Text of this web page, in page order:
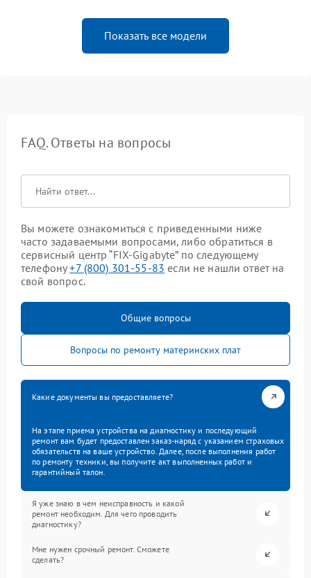
Показать все модели
FAQ. Ответы на вопросы
Вы можете ознакомиться с приведенными ниже
часто задаваемыми вопросами, либо обратиться в
сервисный центр “FIX-Gigabyte” по следующему
телефону+7 (800) 301-55-83 если не нашли ответ на
свой вопрос.
Общие вопросы
Вопросы по ремонту материнских плат
Какие документы вы предоставляете?
На этапе приема устройства на диагностику и последующий
ремонт вам будет предоставлен заказ-наряд с указанием страховых
обязательств на ваше устройство. Далее, после выполнения работ
по ремонту техники, вы получите акт выполненных работ и
гарантийный талон.
Я уже знаю в чем неисправность и какой
ремонт необходим. Для чего проводить
диагностику?
Мне нужен срочный ремонт. Сможете
сделать?